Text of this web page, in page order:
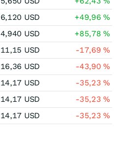
6,120 USD +49,96%
4,940 USD +85,78%
11,15 USD -17,69%
16,36 USD -43,90%
14,17 USD -35,23%
14,17 USD -35,23%
14,17 USD -35,23%